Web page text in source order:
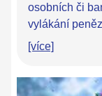
osobních či
vylákání
[více]